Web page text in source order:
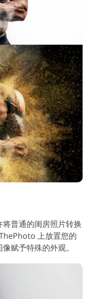
普通的闺房照片转换
上放置您的
赋予特殊的外观。